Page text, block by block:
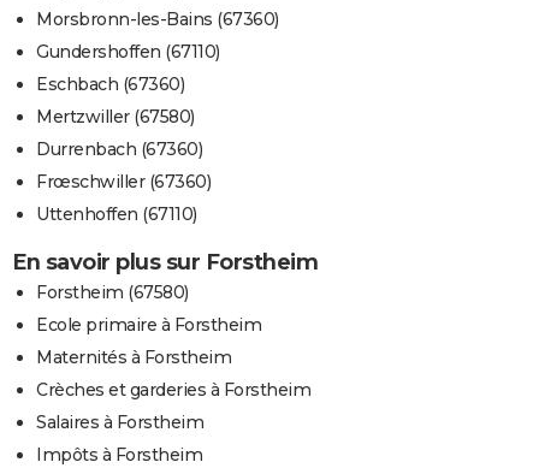
Morsbronn-les-Bains (67360)
Gundershoffen (67110)
Eschbach (67360)
Mertzwiller (67580)
Durrenbach (67360)
Frœschwiller (67360)
Uttenhoffen (67110)
En savoir plus sur Forstheim
Forstheim (67580)
Ecole primaire à Forstheim
Maternités à Forstheim
Crèches et garderies à Forstheim
Salaires à Forstheim
Impôts à Forstheim